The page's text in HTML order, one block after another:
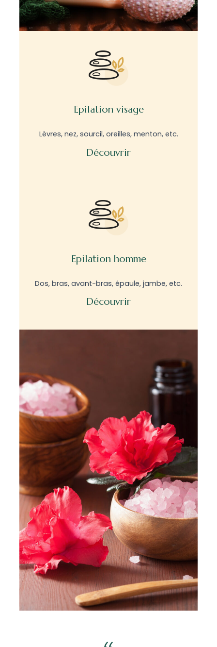
Epilation visage
Lèvres, nez, sourcil, oreilles, menton, etc.
Découvrir
Epilation homme
Dos, bras, avant-bras, épaule, jambe, etc.
Découvrir